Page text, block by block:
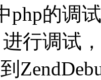
php的调
进行调试